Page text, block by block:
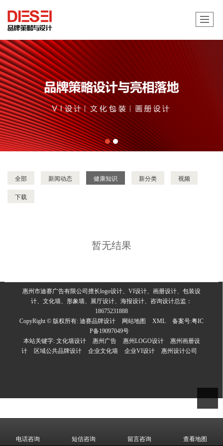
全部 新闻动态 健康知识 新分类 视频
下载
暂无结果
惠州市迪赛广告有限公司擅长logo设计、VI设计、画册设计、包装设
计、文化墙、形象墙、展厅设计、海报设计、咨询设计总监：
18675231888
CopyRight © 版权所有: 迪赛品牌设计 网站地图 XML 备案号:粤IC
P备19097049号
本站关键字: 文化墙设计 惠州广告 惠州LOGO设计
惠州画册设
计
区域公共品牌设计 企业文化墙 企业VI设计 惠州设计公司
电话咨询 短信咨询 留言咨询 查看地图